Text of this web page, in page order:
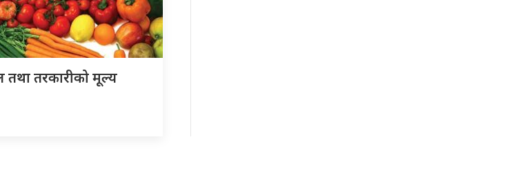
तरकारीको मूल्य